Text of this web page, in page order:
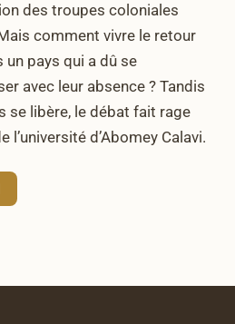
des troupes coloniales
comment vivre le retour
pays qui a dû se
avec leur absence ? Tandis
se libère, le débat fait rage
l’université d’Abomey Calavi.